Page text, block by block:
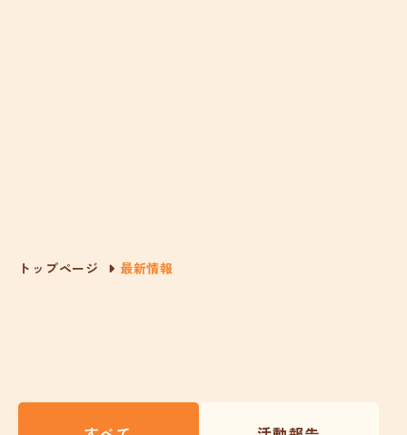
トップページ 最新情報